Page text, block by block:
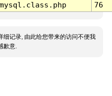
76
细记录, 由此给您带来的访问不便我
歉意.